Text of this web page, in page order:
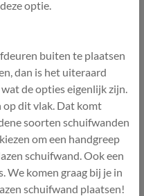
optie.
buiten te plaatsen
dan is het uiteraard
de opties eigenlijk zijn.
op dit vlak. Dat komt
soorten schuifwanden
om een handgreep
schuifwand. Ook een
We komen graag bij je in
schuifwand plaatsen!